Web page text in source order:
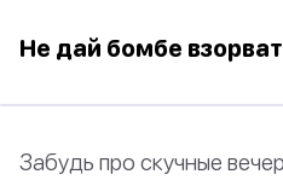
Не дай бомбе
Забудь про скучные